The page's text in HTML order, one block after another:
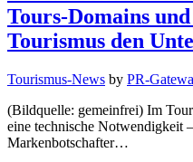
Tours-Domains
Tourismus den
Tourismus-News by PR-
(Bildquelle: gemeinfrei) Im
eine technische Notwendigkeit
Markenbotschafter…